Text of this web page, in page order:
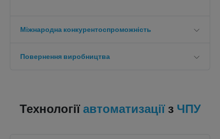
Міжнародна конкурентоспроможність
Повернення виробництва
Технології автоматизаціїз ЧПУ